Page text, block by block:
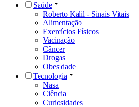
Saúde
Roberto Kalil - Sinais Vitais
Alimentação
Exercícios Físicos
Vacinação
Câncer
Drogas
Obesidade
Tecnologia
Nasa
Ciência
Curiosidades